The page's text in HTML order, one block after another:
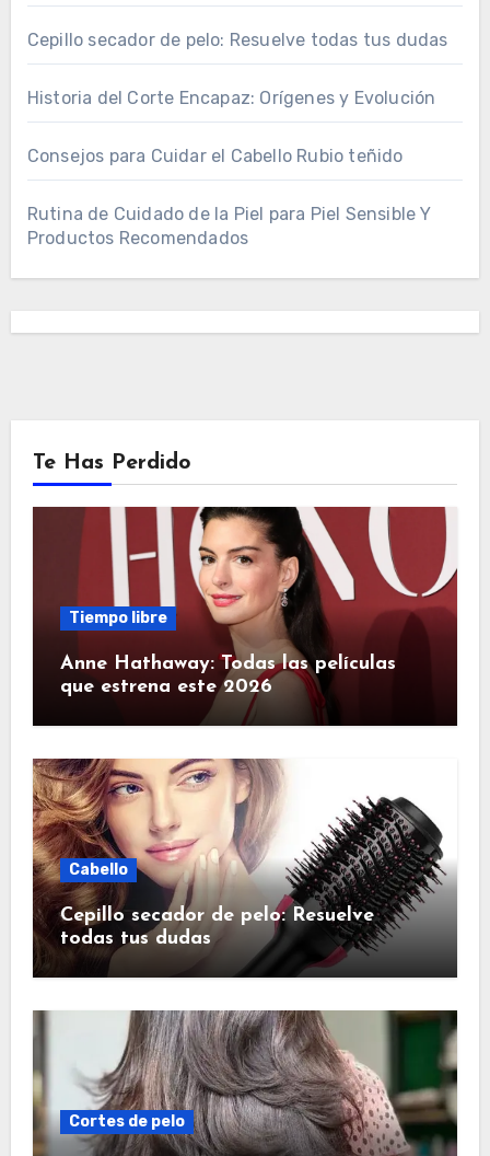
Cepillo secador de pelo: Resuelve todas tus dudas
Historia del Corte Encapaz: Orígenes y Evolución
Consejos para Cuidar el Cabello Rubio teñido
Rutina de Cuidado de la Piel para Piel Sensible Y
Productos Recomendados
Te Has Perdido
Tiempo libre
Anne Hathaway: Todas las películas
que estrena este 2026
Cabello
Cepillo secador de pelo: Resuelve
todas tus dudas
Cortes de pelo